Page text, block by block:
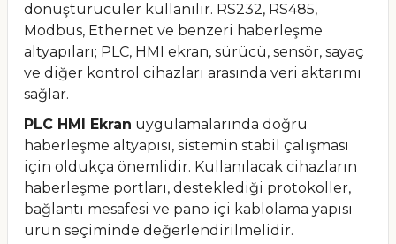
dönüştürücüler kullanılır. RS232, RS485,
Modbus, Ethernet ve benzeri haberleşme
altyapıları; PLC, HMI ekran, sürücü, sensör, sayaç
ve diğer kontrol cihazları arasında veri aktarımı
sağlar.
PLC HMI Ekran uygulamalarında doğru
haberleşme altyapısı, sistemin stabil çalışması
için oldukça önemlidir. Kullanılacak cihazların
haberleşme portları, desteklediği protokoller,
bağlantı mesafesi ve pano içi kablolama yapısı
ürün seçiminde değerlendirilmelidir.